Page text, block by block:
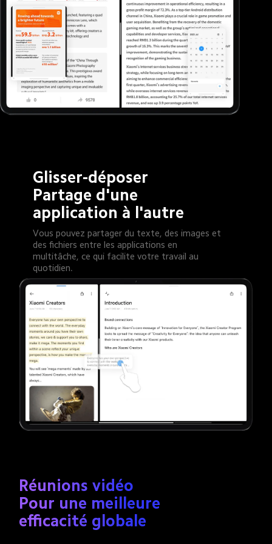
Glisser-déposer
Partage d'une
application à l'autre
Vous pouvez partager du texte, des images et
des fichiers entre les applications en
multitâche, ce qui facilite votre travail au
quotidien.
Réunions vidéo
Pour une meilleure
efficacité globale